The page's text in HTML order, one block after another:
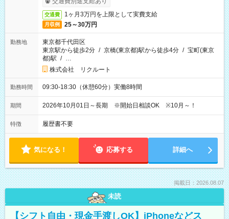
交通費 1ヶ月3万円を上限として実費支給
月収例 25～30万円
勤務地
東京都千代田区
東京駅から徒歩2分 / 京橋(東京都)駅から徒歩4分 / 宝町(東京
都)駅 / …
株式会社 リクルート
勤務時間 09:30-18:30（休憩60分）実働8時間
期間 2026年10月01日～長期 ※開始日相談OK ※10月～！
特徴 履歴書不要
気になる！ 応募する 詳細へ
掲載日：2026.08.07
未読
【シフト自由・現金手渡しOK】iPhoneなどス